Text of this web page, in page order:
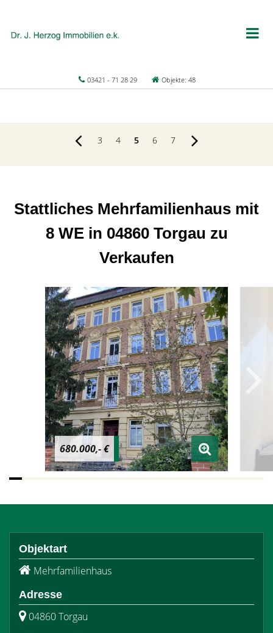
03421 - 71 28 29 Objekte: 48
3 4 5 6 7
Stattliches Mehrfamilienhaus mit
8 WE in 04860 Torgau zu
Verkaufen
680.000,- €
Objektart
Mehrfamilienhaus
Adresse
04860 Torgau